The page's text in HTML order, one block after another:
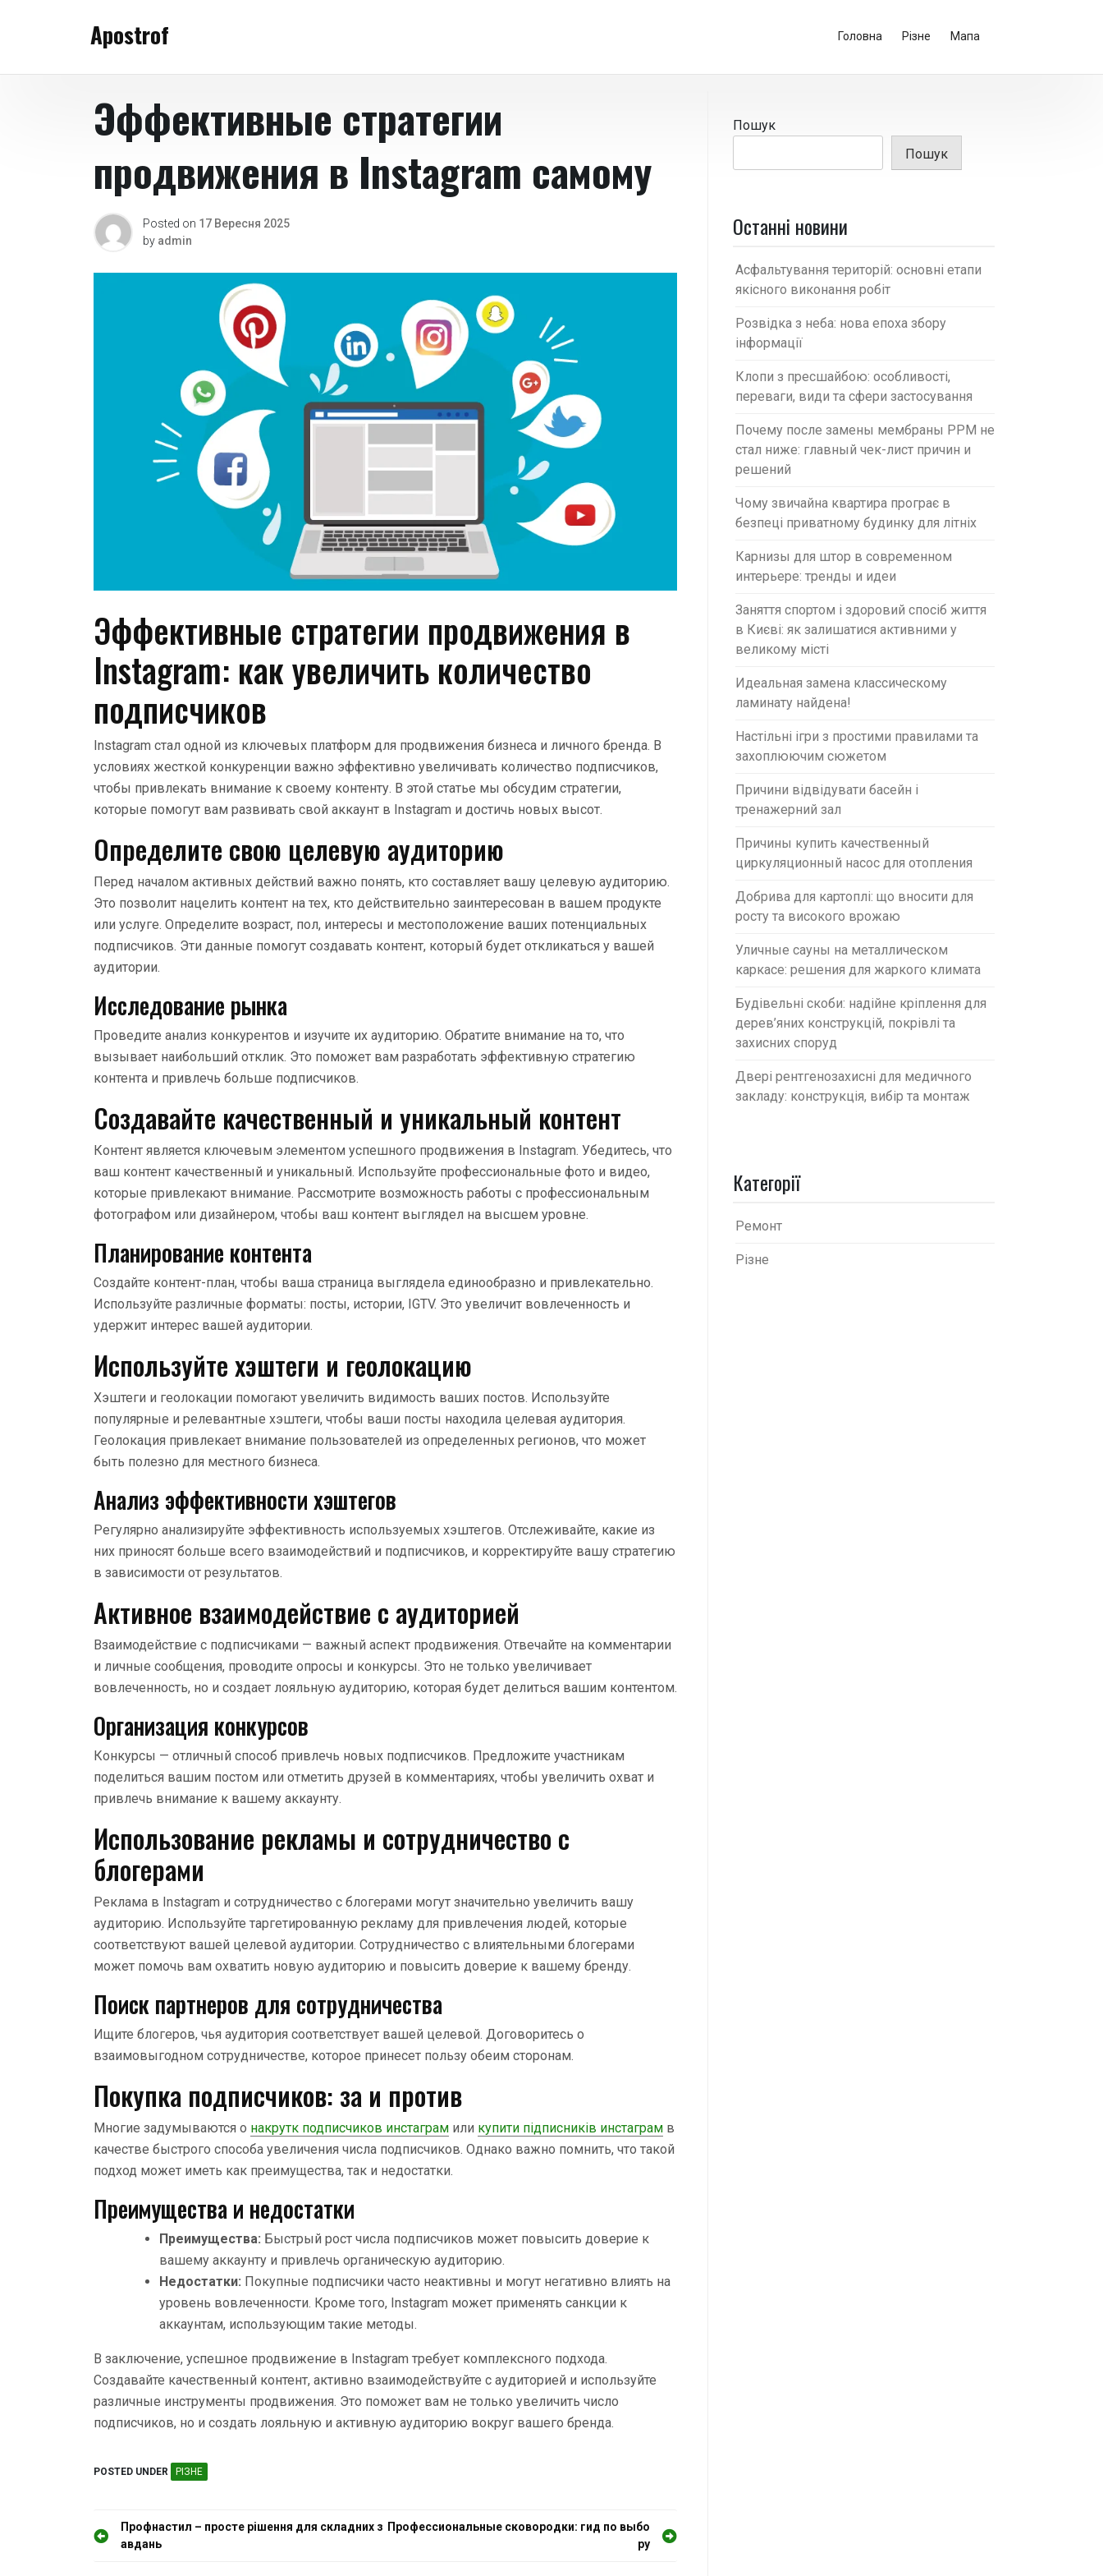
Apostrof Головна Різне Мапа
Эффективные стратегии
продвижения в Instagram самому
Posted on 17 Вересня 2025
by admin
Эффективные стратегии продвижения в
Instagram: как увеличить количество
подписчиков
Instagram стал одной из ключевых платформ для продвижения бизнеса и личного бренда. В
условиях жесткой конкуренции важно эффективно увеличивать количество подписчиков,
чтобы привлекать внимание к своему контенту. В этой статье мы обсудим стратегии,
которые помогут вам развивать свой аккаунт в Instagram и достичь новых высот.
Определите свою целевую аудиторию
Перед началом активных действий важно понять, кто составляет вашу целевую аудиторию.
Это позволит нацелить контент на тех, кто действительно заинтересован в вашем продукте
или услуге. Определите возраст, пол, интересы и местоположение ваших потенциальных
подписчиков. Эти данные помогут создавать контент, который будет откликаться у вашей
аудитории.
Исследование рынка
Проведите анализ конкурентов и изучите их аудиторию. Обратите внимание на то, что
вызывает наибольший отклик. Это поможет вам разработать эффективную стратегию
контента и привлечь больше подписчиков.
Создавайте качественный и уникальный контент
Контент является ключевым элементом успешного продвижения в Instagram. Убедитесь, что
ваш контент качественный и уникальный. Используйте профессиональные фото и видео,
которые привлекают внимание. Рассмотрите возможность работы с профессиональным
фотографом или дизайнером, чтобы ваш контент выглядел на высшем уровне.
Планирование контента
Создайте контент-план, чтобы ваша страница выглядела единообразно и привлекательно.
Используйте различные форматы: посты, истории, IGTV. Это увеличит вовлеченность и
удержит интерес вашей аудитории.
Используйте хэштеги и геолокацию
Хэштеги и геолокации помогают увеличить видимость ваших постов. Используйте
популярные и релевантные хэштеги, чтобы ваши посты находила целевая аудитория.
Геолокация привлекает внимание пользователей из определенных регионов, что может
быть полезно для местного бизнеса.
Анализ эффективности хэштегов
Регулярно анализируйте эффективность используемых хэштегов. Отслеживайте, какие из
них приносят больше всего взаимодействий и подписчиков, и корректируйте вашу стратегию
в зависимости от результатов.
Активное взаимодействие с аудиторией
Взаимодействие с подписчиками — важный аспект продвижения. Отвечайте на комментарии
и личные сообщения, проводите опросы и конкурсы. Это не только увеличивает
вовлеченность, но и создает лояльную аудиторию, которая будет делиться вашим контентом.
Организация конкурсов
Конкурсы — отличный способ привлечь новых подписчиков. Предложите участникам
поделиться вашим постом или отметить друзей в комментариях, чтобы увеличить охват и
привлечь внимание к вашему аккаунту.
Использование рекламы и сотрудничество с
блогерами
Реклама в Instagram и сотрудничество с блогерами могут значительно увеличить вашу
аудиторию. Используйте таргетированную рекламу для привлечения людей, которые
соответствуют вашей целевой аудитории. Сотрудничество с влиятельными блогерами
может помочь вам охватить новую аудиторию и повысить доверие к вашему бренду.
Поиск партнеров для сотрудничества
Ищите блогеров, чья аудитория соответствует вашей целевой. Договоритесь о
взаимовыгодном сотрудничестве, которое принесет пользу обеим сторонам.
Покупка подписчиков: за и против
Многие задумываются о накрутк подписчиков инстаграм или купити підписників инстаграм в
качестве быстрого способа увеличения числа подписчиков. Однако важно помнить, что такой
подход может иметь как преимущества, так и недостатки.
Преимущества и недостатки
Преимущества: Быстрый рост числа подписчиков может повысить доверие к
вашему аккаунту и привлечь органическую аудиторию.
Недостатки: Покупные подписчики часто неактивны и могут негативно влиять на
уровень вовлеченности. Кроме того, Instagram может применять санкции к
аккаунтам, использующим такие методы.
В заключение, успешное продвижение в Instagram требует комплексного подхода.
Создавайте качественный контент, активно взаимодействуйте с аудиторией и используйте
различные инструменты продвижения. Это поможет вам не только увеличить число
подписчиков, но и создать лояльную и активную аудиторию вокруг вашего бренда.
POSTED UNDER РІЗНЕ
Н
Профнастил – просте рішення для складних з
авдань
Профессиональные сковородки: гид по выбо
ру
Пошук
Пошук
Останні новини
Асфальтування територій: основні етапи
якісного виконання робіт
Розвідка з неба: нова епоха збору
інформації
Клопи з пресшайбою: особливості,
переваги, види та сфери застосування
Почему после замены мембраны PPM не
стал ниже: главный чек-лист причин и
решений
Чому звичайна квартира програє в
безпеці приватному будинку для літніх
Карнизы для штор в современном
интерьере: тренды и идеи
Заняття спортом і здоровий спосіб життя
в Києві: як залишатися активними у
великому місті
Идеальная замена классическому
ламинату найдена!
Настільні ігри з простими правилами та
захоплюючим сюжетом
Причини відвідувати басейн і
тренажерний зал
Причины купить качественный
циркуляционный насос для отопления
Добрива для картоплі: що вносити для
росту та високого врожаю
Уличные сауны на металлическом
каркасе: решения для жаркого климата
Будівельні скоби: надійне кріплення для
дерев’яних конструкцій, покрівлі та
захисних споруд
Двері рентгенозахисні для медичного
закладу: конструкція, вибір та монтаж
Категорії
Ремонт
Різне